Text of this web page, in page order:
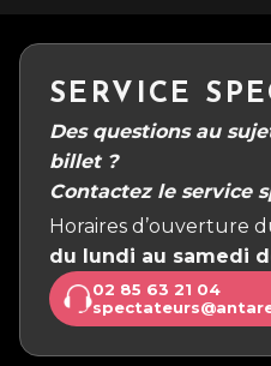
SERVICE
Des questions au
billet ?
Contactez le service
Horaires d’ouverture
du lundi au samedi
02 85 63 21 04